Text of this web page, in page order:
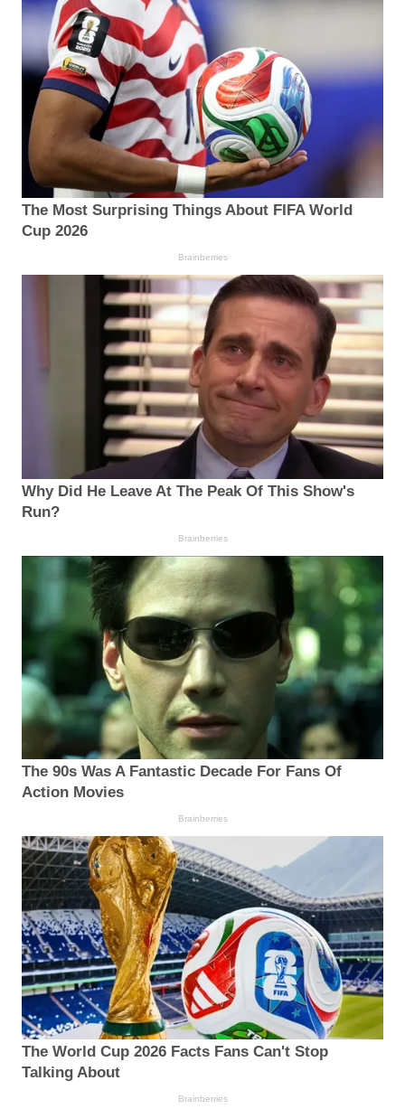
The Most Surprising Things About FIFA World
Cup 2026
Brainberries
Why Did He Leave At The Peak Of This Show's
Run?
Brainberries
The 90s Was A Fantastic Decade For Fans Of
Action Movies
Brainberries
The World Cup 2026 Facts Fans Can't Stop
Talking About
Brainberries